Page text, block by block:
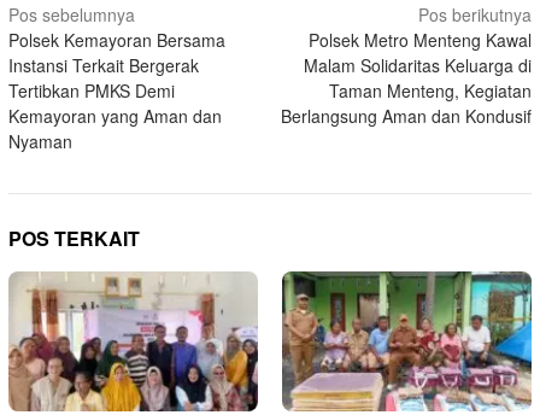
Navigasi
pos
Pos sebelumnya
Polsek Kemayoran Bersama
Instansi Terkait Bergerak
Tertibkan PMKS Demi
Kemayoran yang Aman dan
Nyaman
Pos berikutnya
Polsek Metro Menteng Kawal
Malam Solidaritas Keluarga di
Taman Menteng, Kegiatan
Berlangsung Aman dan Kondusif
POS TERKAIT